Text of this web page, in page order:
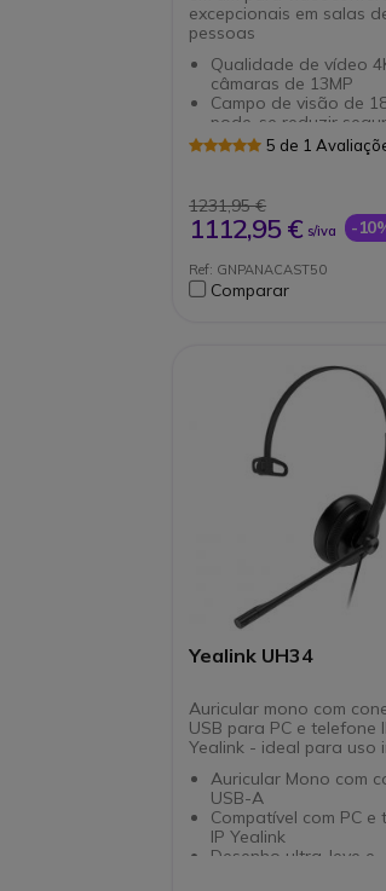
excepcionais em salas
pessoas
Qualidade de vídeo
câmaras de 13MP
Campo de visão de
pode-se reduzir
uso
Integra 8 microfones
Integra 4 altifalantes
com supressão de
Função de contagem
Tecnologia de
quadro branco
e pronta para usar
Certificado Microsoft
Compatível com as
plataformas UC
5 de 1
1231,95 €
1112,95 € s/iva -
Ref: GNPANACAST50
Comparar
Yealink UH34
Auricular mono com
USB para PC e telefone
Yealink - ideal para uso
Auricular Mono com
USB-A
Compatível com PC e
IP Yealink
Desenho ultra-leve e